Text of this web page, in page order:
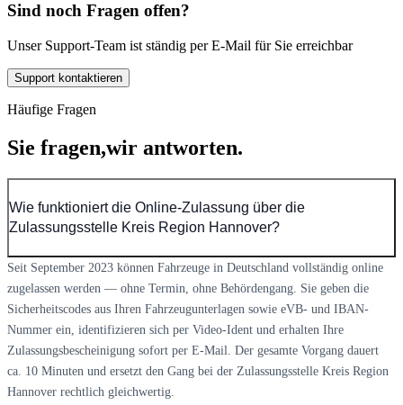
Sind noch Fragen offen?
Unser Support-Team ist ständig per E-Mail für Sie erreichbar
Support kontaktieren
Häufige Fragen
Sie fragen,wir antworten.
Wie funktioniert die Online-Zulassung über die
Zulassungsstelle Kreis Region Hannover?
Seit September 2023 können Fahrzeuge in Deutschland vollständig online
zugelassen werden — ohne Termin, ohne Behördengang. Sie geben die
Sicherheitscodes aus Ihren Fahrzeugunterlagen sowie eVB- und IBAN-
Nummer ein, identifizieren sich per Video-Ident und erhalten Ihre
Zulassungsbescheinigung sofort per E-Mail. Der gesamte Vorgang dauert
ca. 10 Minuten und ersetzt den Gang bei der Zulassungsstelle Kreis Region
Hannover rechtlich gleichwertig.